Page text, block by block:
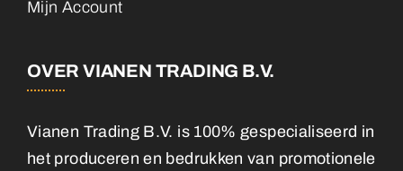
Mijn Account
OVER VIANEN TRADING B.V.
Vianen Trading B.V. is 100% gespecialiseerd in
het produceren en bedrukken van promotionele